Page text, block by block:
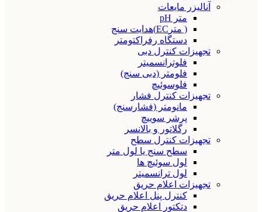
آنالیزر مایعات
متر pH
( مترEC)هدایت سنج
دستگاه رفراکتومتر
تجهیزات کنترل دبی
فلوترانسمیتر
فلومتر (دبی سنج)
فلوسوئیچ
تجهیزات کنترل فشار
مانومتر (فشارسنج)
پرشر سوییچ
رگلاتور و بالانسر
تجهیزات کنترل سطح
سطح سنج یا لول متر
لول سوئیچ ها
لول ترانسمیتر
تجهیزات اعلام حریق
کنترل پنل اعلام حریق
دتکتور اعلام حریق